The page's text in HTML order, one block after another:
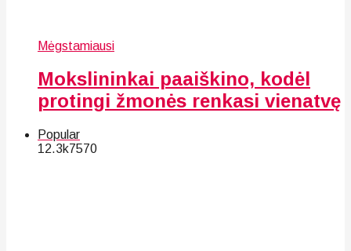
Mėgstamiausi
Mokslininkai paaiškino, kodėl
protingi žmonės renkasi vienatvę
Popular
12.3k7570